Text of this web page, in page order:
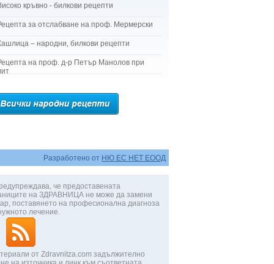
кръвно - билкови рецепти
за отслабване на проф. Мермерски
– народни, билкови рецепти
на проф. д-р Петър Манолов при
Разработено от НЮ ЕС НЕТ ЕООД
че предоставената
на ЗДРАВНИЦА не може да замени
поставянето на професионална диагноза
лечение.
от Zdravnitza.com задължително